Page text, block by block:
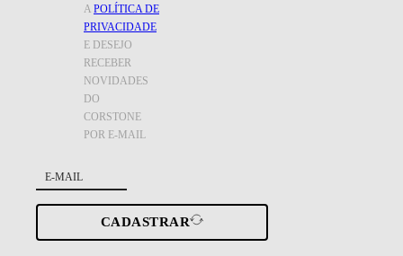
A POLÍTICA DE
PRIVACIDADE
E DESEJO
RECEBER
NOVIDADES
DO
CORSTONE
POR E-MAIL
CADASTRAR